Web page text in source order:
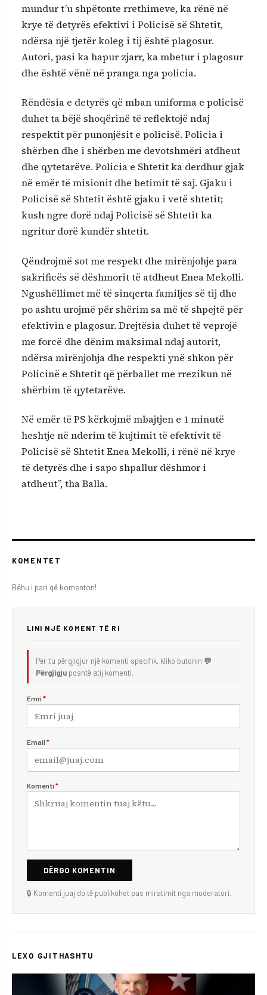
mundur t’u shpëtonte rrethimeve, ka rënë në
krye të detyrës efektivi i Policisë së Shtetit,
ndërsa një tjetër koleg i tij është plagosur.
Autori, pasi ka hapur zjarr, ka mbetur i plagosur
dhe është vënë në pranga nga policia.
Rëndësia e detyrës që mban uniforma e policisë
duhet ta bëjë shoqërinë të reflektojë ndaj
respektit për punonjësit e policisë. Policia i
shërben dhe i shërben me devotshmëri atdheut
dhe qytetarëve. Policia e Shtetit ka derdhur gjak
në emër të misionit dhe betimit të saj. Gjaku i
Policisë së Shtetit është gjaku i vetë shtetit;
kush ngre dorë ndaj Policisë së Shtetit ka
ngritur dorë kundër shtetit.
Qëndrojmë sot me respekt dhe mirënjohje para
sakrificës së dëshmorit të atdheut Enea Mekolli.
Ngushëllimet më të sinqerta familjes së tij dhe
po ashtu urojmë për shërim sa më të shpejtë për
efektivin e plagosur. Drejtësia duhet të veprojë
me forcë dhe dënim maksimal ndaj autorit,
ndërsa mirënjohja dhe respekti ynë shkon për
Policinë e Shtetit që përballet me rrezikun në
shërbim të qytetarëve.
Në emër të PS kërkojmë mbajtjen e 1 minutë
heshtje në nderim të kujtimit të efektivit të
Policisë së Shtetit Enea Mekolli, i rënë në krye
të detyrës dhe i sapo shpallur dëshmor i
atdheut”, tha Balla.
KOMENTET
Bëhu i pari që komenton!
LINI NJË KOMENT TË RI
Për t'u përgjigjur një komenti specifik, kliko butonin 💬
Përgjigju poshtë atij komenti.
Emri *
Email *
Komenti *
DËRGO KOMENTIN
🔒 Komenti juaj do të publikohet pas miratimit nga moderatori.
LEXO GJITHASHTU